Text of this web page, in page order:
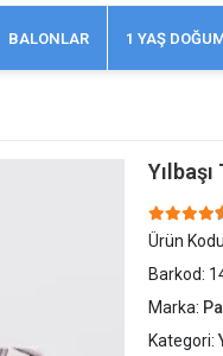
BALONLAR 1 YAŞ
Ürün
Barkod:
Marka:
Kategori: